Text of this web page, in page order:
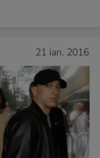
21 ian. 2016